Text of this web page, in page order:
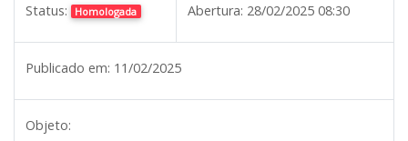
Status: Homologada Abertura: 28/02/2025 08:30
Publicado em: 11/02/2025
Objeto: